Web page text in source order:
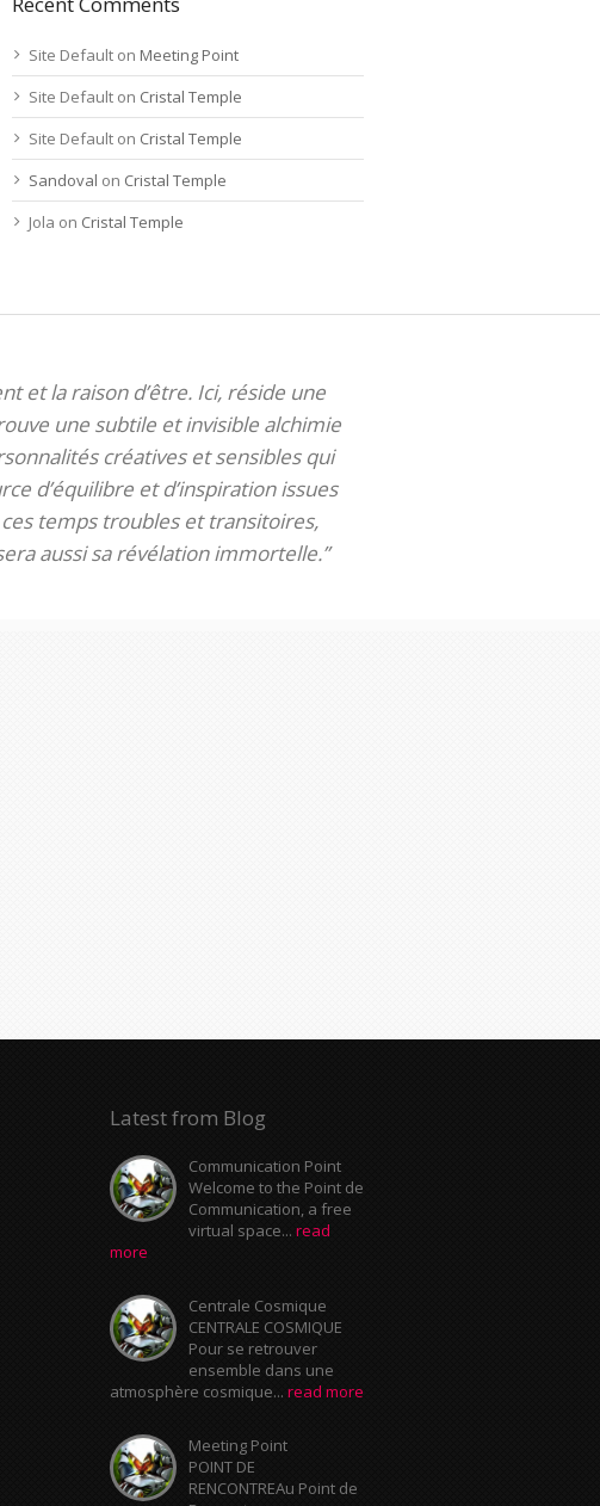
Site Default on Meeting Point
Site Default on Cristal Temple
Site Default on Cristal Temple
Sandoval on Cristal Temple
Jola on Cristal Temple
et la raison d’être. Ici, réside une
une subtile et invisible alchimie
créatives et sensibles qui
d’équilibre et d’inspiration issues
temps troubles et transitoires,
aussi sa révélation immortelle.”
Latest from Blog
Communication Point
Welcome to the Point de
Communication, a free
virtual space... read
more
Centrale Cosmique
CENTRALE COSMIQUE
Pour se retrouver
ensemble dans une
atmosphère cosmique... read more
Meeting Point
POINT DE
RENCONTREAu Point de